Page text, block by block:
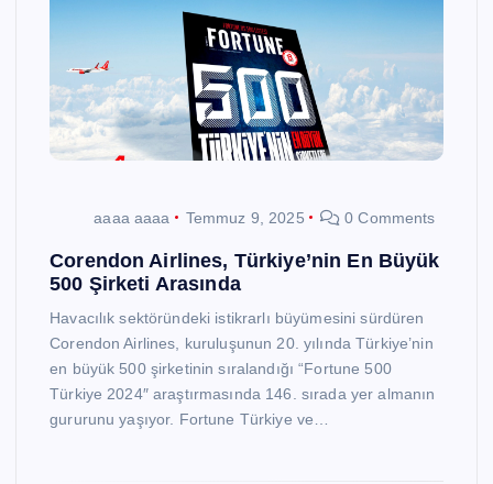
aaaa aaaa Temmuz 9, 2025 0 Comments
Corendon Airlines, Türkiye’nin En Büyük
500 Şirketi Arasında
Havacılık sektöründeki istikrarlı büyümesini sürdüren
Corendon Airlines, kuruluşunun 20. yılında Türkiye’nin
en büyük 500 şirketinin sıralandığı “Fortune 500
Türkiye 2024″ araştırmasında 146. sırada yer almanın
gururunu yaşıyor. Fortune Türkiye ve…